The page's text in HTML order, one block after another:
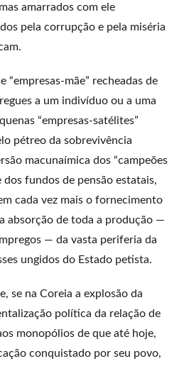
amarrados com ele
pela corrupção e pela miséria
“empresas-mãe” recheadas de
a um indivíduo ou a uma
“empresas-satélites”
pétreo da sobrevivência
macunaímica dos “campeões
dos fundos de pensão estatais,
cada vez mais o fornecimento
absorção de toda a produção —
— da vasta periferia da
ungidos do Estado petista.
se na Coreia a explosão da
política da relação de
monopólios de que até hoje,
conquistado por seu povo,